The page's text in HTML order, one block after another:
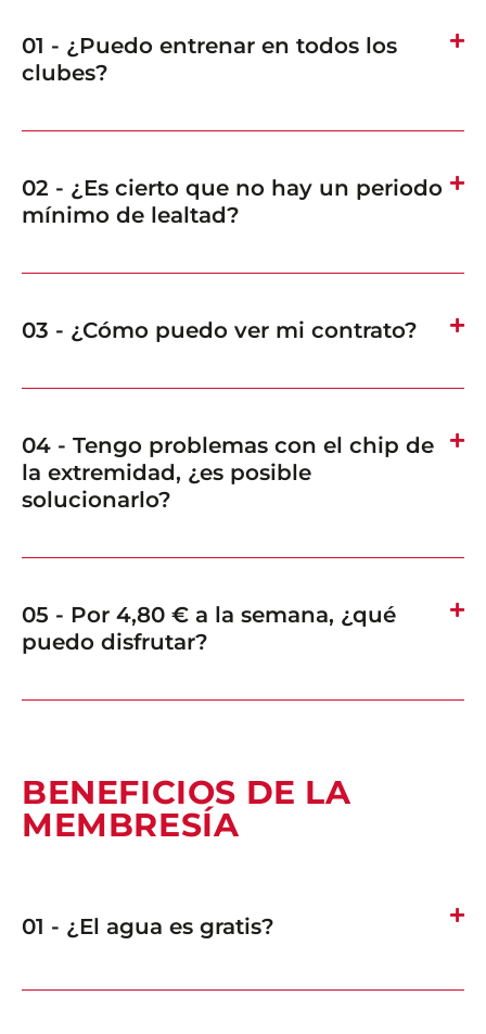
01 - ¿Puedo entrenar en todos los
clubes?
02 - ¿Es cierto que no hay un periodo
mínimo de lealtad?
03 - ¿Cómo puedo ver mi contrato?
04 - Tengo problemas con el chip de
la extremidad, ¿es posible
solucionarlo?
05 - Por 4,80 € a la semana, ¿qué
puedo disfrutar?
BENEFICIOS DE LA
MEMBRESÍA
01 - ¿El agua es gratis?